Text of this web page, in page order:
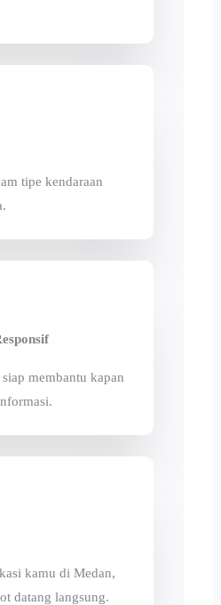
tipe kendaraan
membantu kapan
kamu di Medan,
datang langsung.